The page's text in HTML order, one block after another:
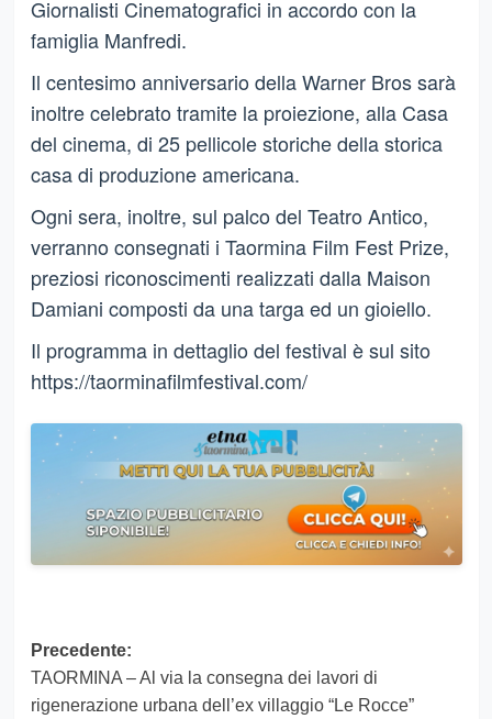
Giornalisti Cinematografici in accordo con la
famiglia Manfredi.
Il centesimo anniversario della Warner Bros sarà
inoltre celebrato tramite la proiezione, alla Casa
del cinema, di 25 pellicole storiche della storica
casa di produzione americana.
Ogni sera, inoltre, sul palco del Teatro Antico,
verranno consegnati i Taormina Film Fest Prize,
preziosi riconoscimenti realizzati dalla Maison
Damiani composti da una targa ed un gioiello.
Il programma in dettaglio del festival è sul sito
https://taorminafilmfestival.com/
Navigazione
articolo
Precedente:
TAORMINA – Al via la consegna dei lavori di
rigenerazione urbana dell’ex villaggio “Le Rocce”